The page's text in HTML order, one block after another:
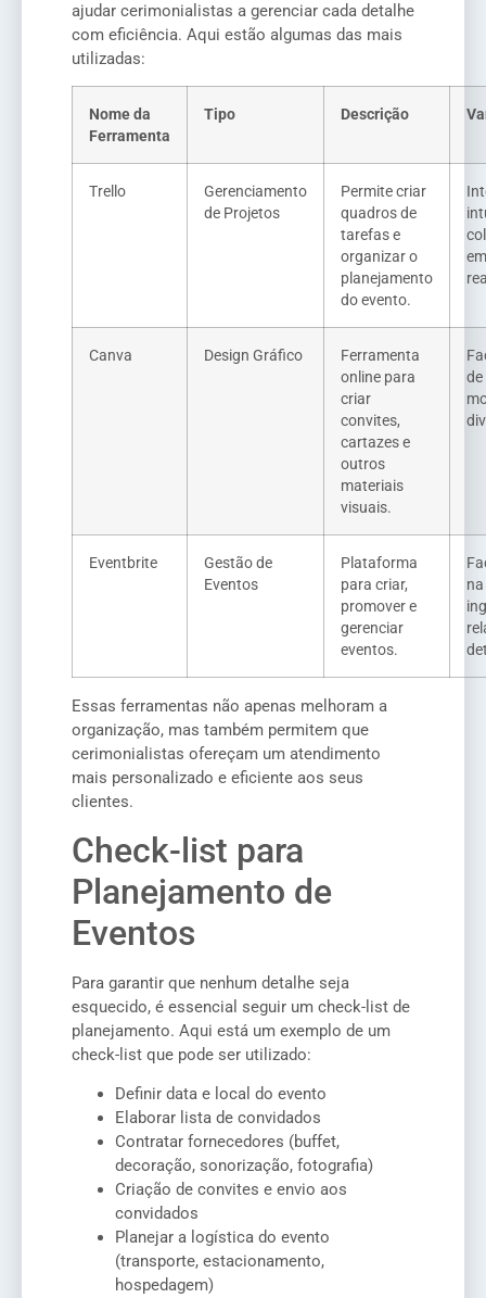
ajudar cerimonialistas a gerenciar cada detalhe
com eficiência. Aqui estão algumas das mais
utilizadas:
Nome da
Ferramenta
Tipo Descrição
Trello
Gerenciamento
de Projetos
Permite criar
quadros de
tarefas e
organizar o
planejamento
do evento.
Canva Design Gráfico
Ferramenta
online para
criar
convites,
cartazes e
outros
materiais
visuais.
de
Eventbrite
Gestão de
Eventos
Plataforma
para criar,
promover e
gerenciar
eventos.
Essas ferramentas não apenas melhoram a
organização, mas também permitem que
cerimonialistas ofereçam um atendimento
mais personalizado e eficiente aos seus
clientes.
Check-list para
Planejamento de
Eventos
Para garantir que nenhum detalhe seja
esquecido, é essencial seguir um check-list de
planejamento. Aqui está um exemplo de um
check-list que pode ser utilizado:
Definir data e local do evento
Elaborar lista de convidados
Contratar fornecedores (buffet,
decoração, sonorização, fotografia)
Criação de convites e envio aos
convidados
Planejar a logística do evento
(transporte, estacionamento,
hospedagem)